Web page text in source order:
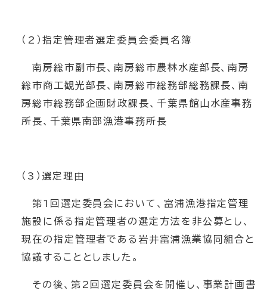
（2）指定管理者選定委員会委員名簿
南房総市副市長、南房総市農林水産部長、南房
総市商工観光部長、南房総市総務部総務課長、南
房総市総務部企画財政課長、千葉県館山水産事務
所長、千葉県南部漁港事務所長
（3）選定理由
第1回選定委員会において、富浦漁港指定管理
施設に係る指定管理者の選定方法を非公募とし、
現在の指定管理者である岩井富浦漁業協同組合と
協議することとしました。
その後、第2回選定委員会を開催し、事業計画書